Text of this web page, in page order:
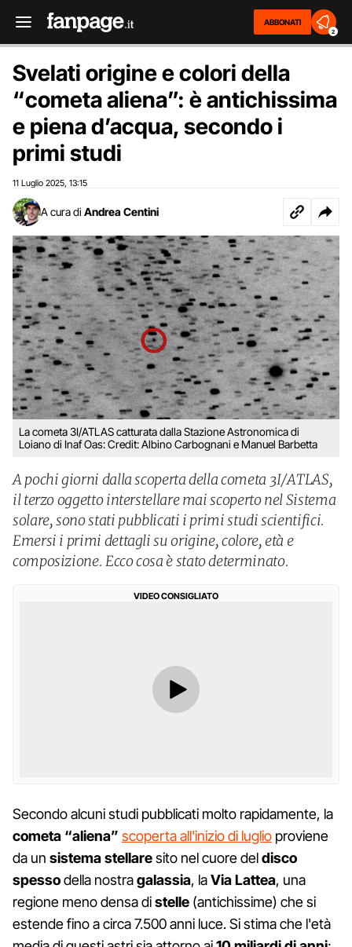
ABBONATI
2
Svelati origine e colori della
“cometa aliena”: è antichissima
e piena d’acqua, secondo i
primi studi
11 Luglio 2025 13:15
A cura di Andrea Centini
La cometa 3I/ATLAS catturata dalla Stazione Astronomica di
Loiano di Inaf Oas: Credit: Albino Carbognani e Manuel Barbetta
A pochi giorni dalla scoperta della cometa 3I/ATLAS,
il terzo oggetto interstellare mai scoperto nel Sistema
solare, sono stati pubblicati i primi studi scientifici.
Emersi i primi dettagli su origine, colore, età e
composizione. Ecco cosa è stato determinato.
VIDEO CONSIGLIATO
Secondo alcuni studi pubblicati molto rapidamente, la
cometa “aliena” scoperta all'inizio di luglio proviene
da un sistema stellaresito nel cuore deldisco
spessodella nostragalassia, laVia Lattea, una
regione meno densa distelle (antichissime) che si
estende fino a circa 7.500 anni luce. Si stima che l'età